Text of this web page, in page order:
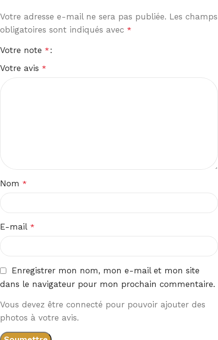
Votre adresse e-mail ne sera pas publiée. Les champs
obligatoires sont indiqués avec *
Votre note *
Votre avis *
Nom *
E-mail *
Enregistrer mon nom, mon e-mail et mon site
dans le navigateur pour mon prochain commentaire.
Vous devez être connecté pour pouvoir ajouter des
photos à votre avis.